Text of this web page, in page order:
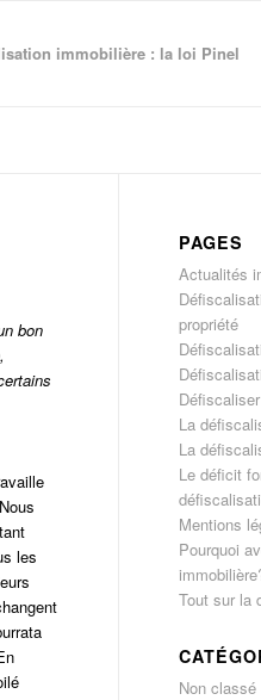
immobilière : la loi Pinel
bon
Nous
les
PAGES
Actualités
propriété
La
La
Le déficit
Mentions
Pourquoi
Tout sur la
Non classé